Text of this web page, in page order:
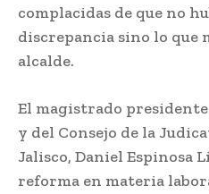
complacidas de que no
discrepancia sino lo que
alcalde.
El magistrado
y del Consejo de la
Jalisco, Daniel Espinosa
reforma en materia